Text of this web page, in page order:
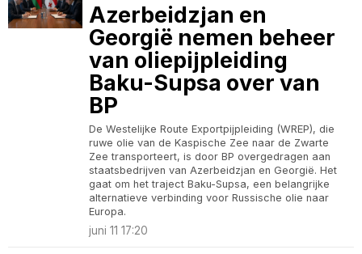
Azerbeidzjan en
Georgië nemen beheer
van oliepijpleiding
Baku-Supsa over van
BP
De Westelijke Route Exportpijpleiding (WREP), die
ruwe olie van de Kaspische Zee naar de Zwarte
Zee transporteert, is door BP overgedragen aan
staatsbedrijven van Azerbeidzjan en Georgië. Het
gaat om het traject Baku-Supsa, een belangrijke
alternatieve verbinding voor Russische olie naar
Europa.
juni 11 17:20